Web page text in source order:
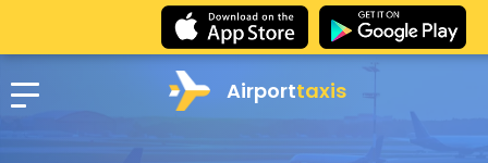
Airporttaxis